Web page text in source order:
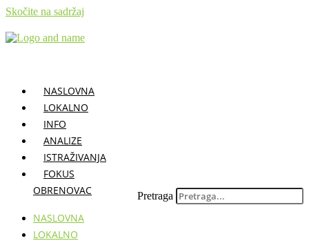
Skočite na sadržaj
NASLOVNA
LOKALNO
INFO
ANALIZE
ISTRAŽIVANJA
FOKUS
OBRENOVAC
NASLOVNA
LOKALNO
Pretraga